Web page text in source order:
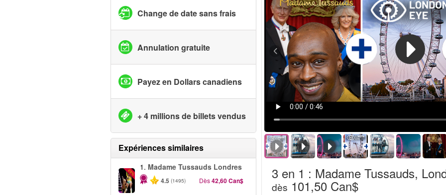
Change de date sans frais
Annulation gratuite
Payez en Dollars canadiens
+ 4 millions de billets vendus
Expériences similaires
-25%
1. Madame Tussauds Londres
4.5 (1495) Dès42,60 Can$ 3 en 1 : Madame Tussauds,
dès 101,50 Can$